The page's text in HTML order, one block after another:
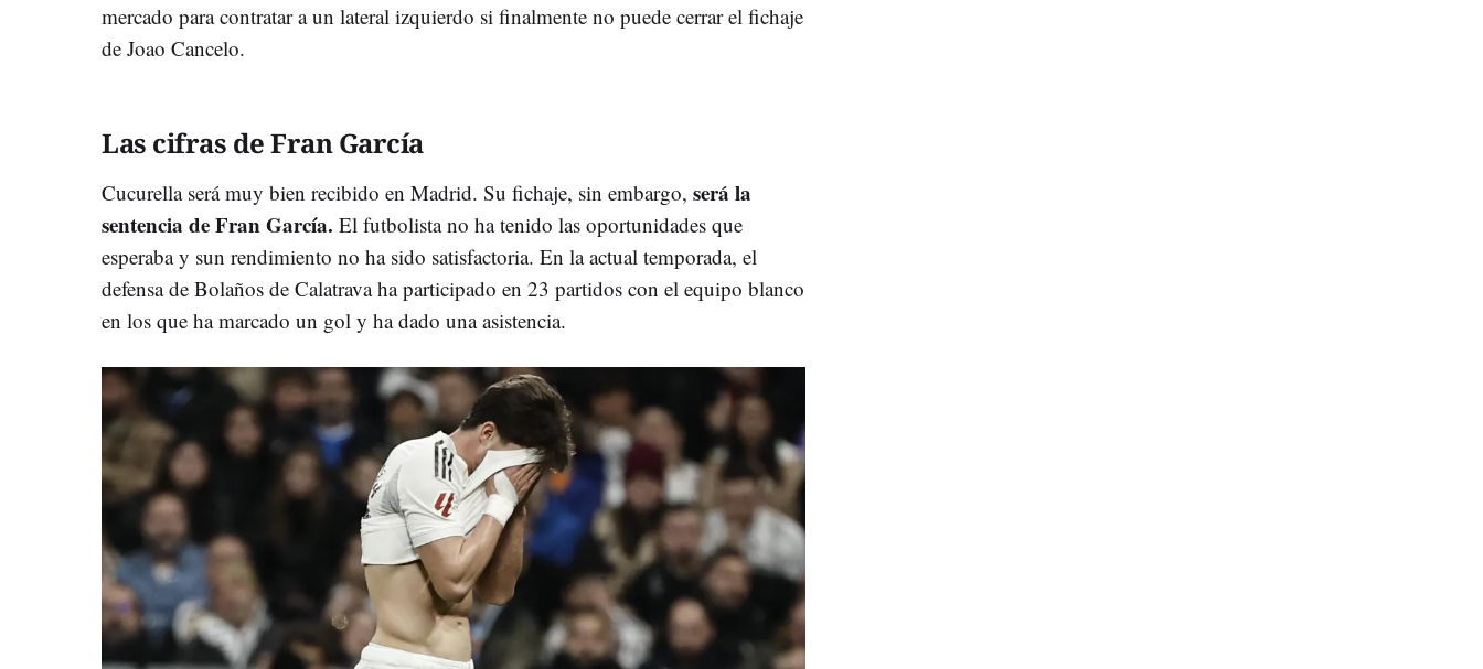
mercado para contratar a un lateral izquierdo si finalmente no puede cerrar el fichaje
de Joao Cancelo.
Las cifras de Fran García
Cucurella será muy bien recibido en Madrid. Su fichaje, sin embargo, será la
sentencia de Fran García. El futbolista no ha tenido las oportunidades que
esperaba y sun rendimiento no ha sido satisfactoria. En la actual temporada, el
defensa de Bolaños de Calatrava ha participado en 23 partidos con el equipo blanco
en los que ha marcado un gol y ha dado una asistencia.